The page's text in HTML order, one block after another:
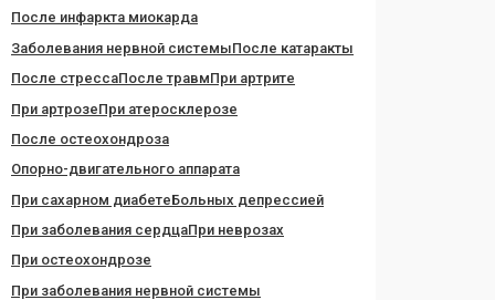
После инфаркта миокарда
Заболевания нервной системыПосле катаракты
После стрессаПосле травмПри артрите
При артрозеПри атеросклерозе
После остеохондроза
Опорно-двигательного аппарата
При сахарном диабетеБольных депрессией
При заболевания сердцаПри неврозах
При остеохондрозе
При заболевания нервной системы